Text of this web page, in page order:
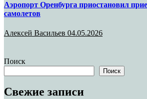
Аэропорт Оренбурга приостановил
самолетов
Алексей Васильев 04.05.2026
Поиск
Поиск
Свежие записи